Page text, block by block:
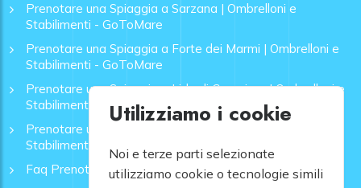
Prenotare una Spiaggia a Sarzana | Ombrelloni e
Stabilimenti - GoToMare
Prenotare una Spiaggia a Forte dei Marmi | Ombrelloni e
Stabilimenti - GoToMare
Prenotare una Spiaggia a Lido di Camaiore | Ombrelloni e
Stabilimenti - GoToMare
Prenotare una Spiaggia a Rapallo | Ombrelloni e
Stabilimenti - GoToMare
Faq Prenotazione Spiagge
Utilizziamo i cookie
Noi e terze parti selezionate
utilizziamo cookie o tecnologie simili